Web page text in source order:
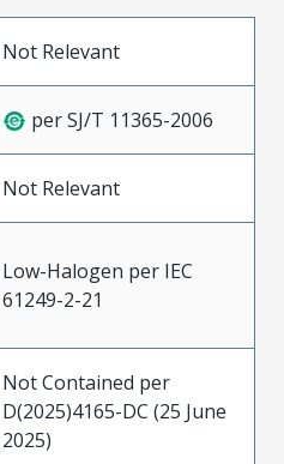
Not Relevant
per SJ/T 11365-2006
Not Relevant
Low-Halogen per IEC
61249-2-21
Not Contained per
D(2025)4165-DC (25 June
2025)